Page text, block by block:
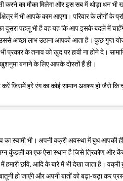
का मौका मिलेगा और इस सब में थोड़ा धन भी
में भी आपके काम आएगा। परिवार के लोगों के
दूसरा पहलू भी है वह यह कि आप इसके बदले में
अच्छा लाभ उठाना आपको आता है। कुछ गुप्त
के तनाव को खुद पर हावी ना होने दे।
बनाने के लिए आपके दोस्तों हैं ही।
जिसमें हरे रंग का कोई सामान अवश्य हो जैसे कि
स्वामी भी। अपनी वक्री अवस्था में बुध आपकी
कुंडली का एक ऐसा स्थान है जिसे त्रिकोण और
में हमारी छवि, आदि के बारे में भी देखा जाता है।
हो जाएंगे और अपनी बातों को बढ़ा-चढ़ा कर